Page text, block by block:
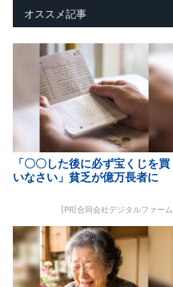
オススメ記事
「〇〇した後に必ず宝くじを買
いなさい」貧乏が億万長者に
[PR]合同会社デジタルファーム